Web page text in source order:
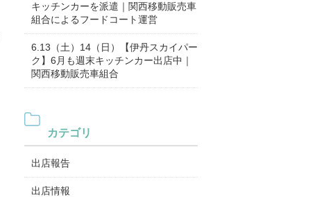
キッチンカーを派遣｜関西移動販売車
組合によるフードコート運営
6.13（土）14（日）【伊丹スカイパー
ク】6月も週末キッチンカー出店中｜
関西移動販売車組合
カテゴリ
出店報告
出店情報